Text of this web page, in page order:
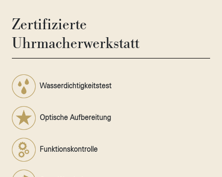
Zertifizierte
Uhrmacherwerkstatt
Wasserdichtigkeitstest
Optische Aufbereitung
Funktionskontrolle